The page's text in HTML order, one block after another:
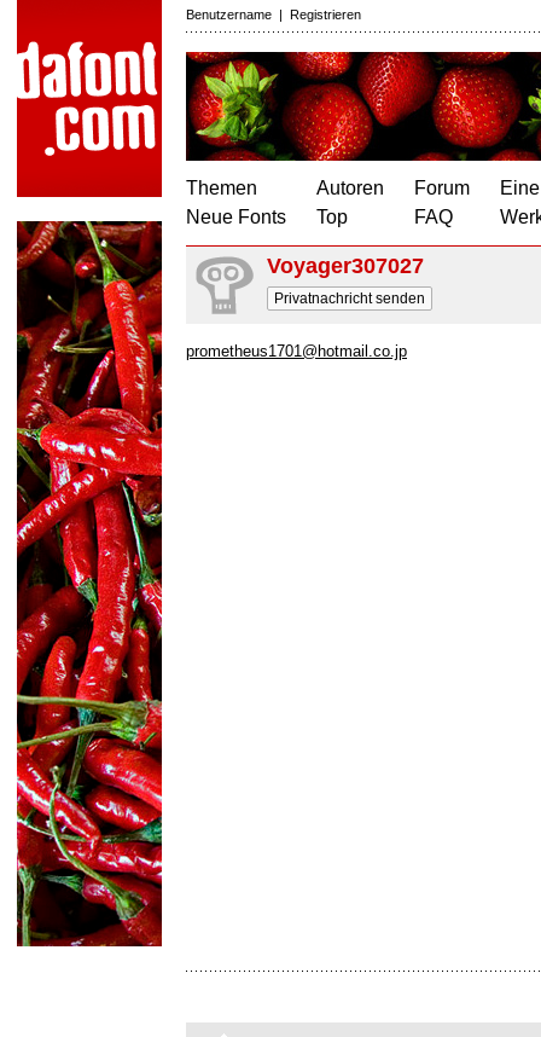
Benutzername | Registrieren
Themen
Neue Fonts
Autoren
Top
Forum
FAQ
Voyager307027
Privatnachricht senden
prometheus1701@hotmail.co.jp